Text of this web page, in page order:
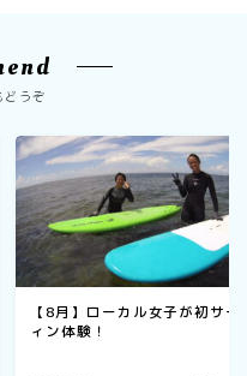
どうぞ
【8月】ローカル女子が初サー
ィン体験！